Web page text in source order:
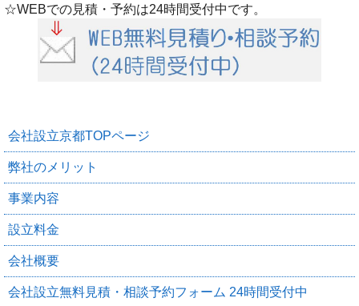
☆WEBでの見積・予約は24時間受付中です。
会社設立京都TOPページ
弊社のメリット
事業内容
設立料金
会社概要
会社設立無料見積・相談予約フォーム 24時間受付中